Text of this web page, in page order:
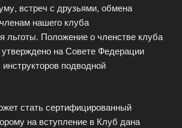
встреч с друзьями, обмена
нашего клуба
льготы. Положение о членстве клуба
на Совете Федерации
подводной
стать сертифицированный
на вступление в Клуб дана